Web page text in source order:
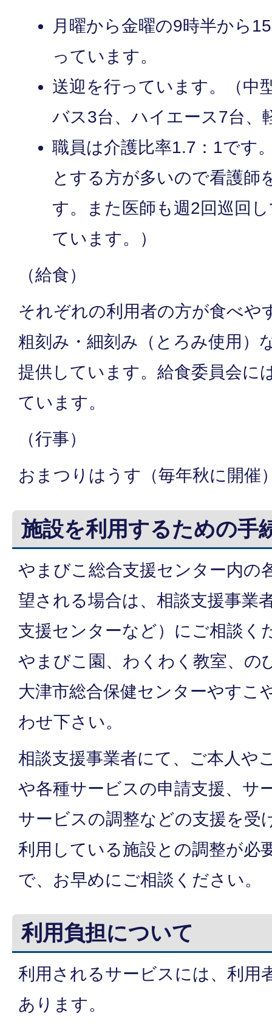
月曜から金曜の9時半から
っています。
送迎を行っています。（中
バス3台、ハイエース7台、
職員は介護比率1.7：1です
とする方が多いので看護師
す。また医師も週2回巡回
ています。）
（給食）
それぞれの利用者の方が食べや
粗刻み・細刻み（とろみ使用）
提供しています。給食委員会に
ています。
（行事）
おまつりはうす（毎年秋に開催
施設を利用するための手
やまびこ総合支援センター内の
望される場合は、相談支援事業
支援センターなど）にご相談く
やまびこ園、わくわく教室、の
大津市総合保健センターやすこ
わせ下さい。
相談支援事業者にて、ご本人や
や各種サービスの申請支援、サ
サービスの調整などの支援を受
利用している施設との調整が必
で、お早めにご相談ください。
利用負担について
利用されるサービスには、利用
あります。